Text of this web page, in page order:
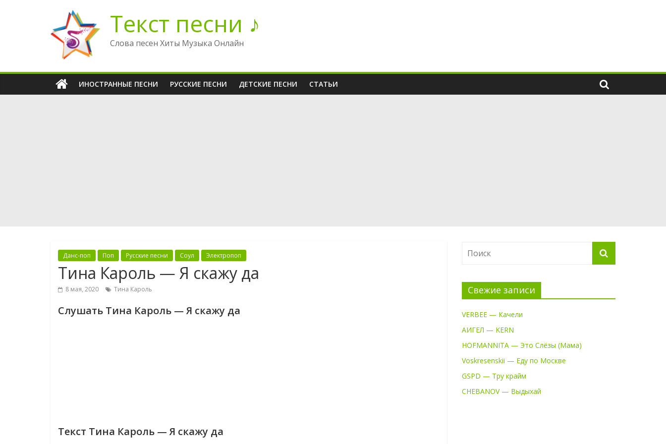
содержимому
Текст песни ♪
Слова песен Хиты Музыка Онлайн
ИНОСТРАННЫЕ ПЕСНИ РУССКИЕ ПЕСНИ ДЕТСКИЕ ПЕСНИ СТАТЬИ
Данс-поп Поп Русские песни Соул Электропоп
Тина Кароль — Я скажу да
8 мая, 2020 Тина Кароль
Слушать Тина Кароль — Я скажу да
Текст Тина Кароль — Я скажу да
Свежие записи
VERBEE — Качели
АИГЕЛ — KERN
HOFMANNITA — Это Слёзы (Мама)
Voskresenskii — Еду по Москве
GSPD — Тру крайм
CHEBANOV — Выдыхай